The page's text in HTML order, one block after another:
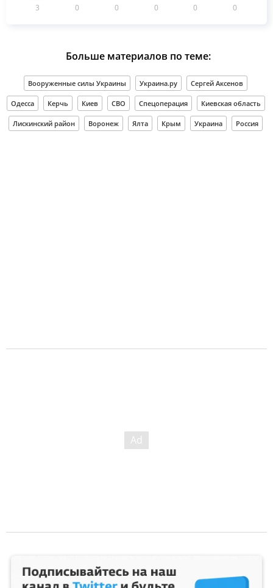
3 0 0 0 0 0
Больше материалов по теме:
Вооруженные силы Украины Украина.ру Сергей Аксенов
Одесса Керчь Киев СВО Спецоперация Киевская область
Лискинский район Воронеж Ялта Крым Украина Россия